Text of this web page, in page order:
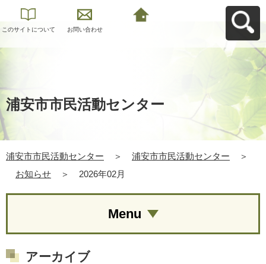
このサイトについて お問い合わせ
浦安市市民活動センター
浦安市市民活動センター ＞ 浦安市市民活動センター
＞
お知らせ
＞ 2026年02月
Menu
アーカイブ